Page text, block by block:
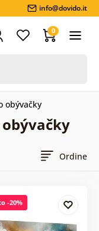
info@dovido.it
0
obývačky
Ordine
-20%